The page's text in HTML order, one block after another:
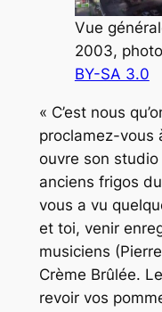
Vue
2003,
BY-SA 3.0
« C’est nous
proclamez-vous
ouvre son
anciens frigos
vous a vu
et toi, venir
musiciens
Crème Brûlée.
revoir vos